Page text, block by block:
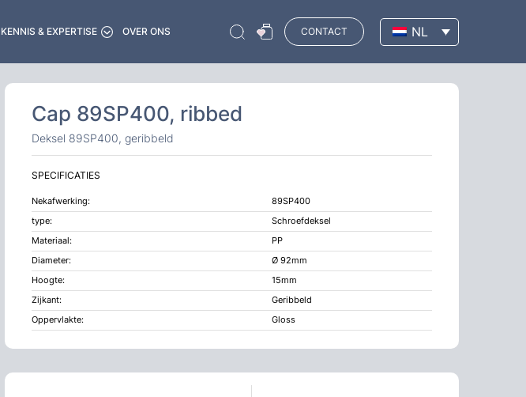
KENNIS & EXPERTISE OVER ONS CONTACT NL
Cap 89SP400, ribbed
Deksel 89SP400, geribbeld
SPECIFICATIES
Nekafwerking:
89SP400
type:
Schroefdeksel
Materiaal:
PP
Diameter:
Ø 92mm
Hoogte:
15mm
Zijkant:
Geribbeld
Oppervlakte:
Gloss